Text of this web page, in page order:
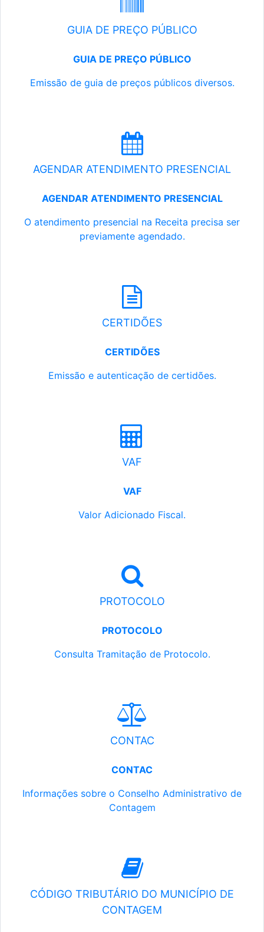
GUIA DE PREÇO PÚBLICO
GUIA DE PREÇO PÚBLICO
Emissão de guia de preços públicos diversos.
AGENDAR ATENDIMENTO PRESENCIAL
AGENDAR ATENDIMENTO PRESENCIAL
O atendimento presencial na Receita precisa ser
previamente agendado.
CERTIDÕES
CERTIDÕES
Emissão e autenticação de certidões.
VAF
VAF
Valor Adicionado Fiscal.
PROTOCOLO
PROTOCOLO
Consulta Tramitação de Protocolo.
CONTAC
CONTAC
Informações sobre o Conselho Administrativo de
Contagem
CÓDIGO TRIBUTÁRIO DO MUNICÍPIO DE
CONTAGEM